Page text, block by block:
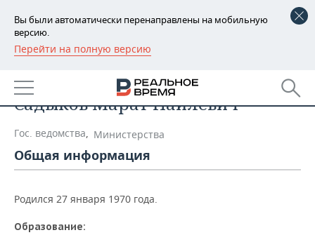
Вы были автоматически перенаправлены на мобильную
версию.
Перейти на полную версию
РЕГИОНЫ
БАШКОРТОСТАН
ТАТАРСТАН
УДМУРТИЯ
НОВОСТИ
АНАЛИТИКА
НОВОСТИ АНАЛИТИКИ
ЭКОНОМИКА
ПРОМЫШЛЕННОСТИ
Садыков Марат Наилевич
Гос. ведомства, Министерства
Общая информация
Родился 27 января 1970 года.
Образование: